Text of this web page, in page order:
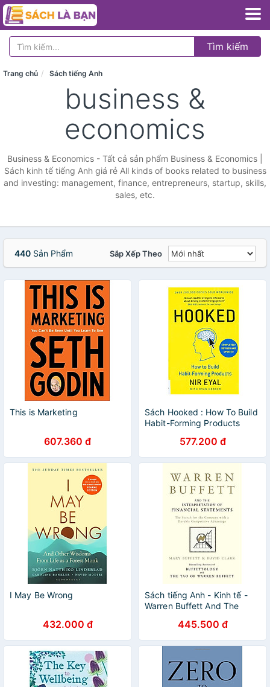
Tìm kiếm
Trang chủ Sách tiếng Anh
business &
economics
Business & Economics - Tất cả sản phẩm Business & Economics |
Sách kinh tế tiếng Anh giá rẻ All kinds of books related to business
and investing: management, finance, entrepreneurs, startup, skills,
sales, etc.
440 Sản Phẩm Sắp Xếp Theo
This is Marketing
607.360 đ
Sách Hooked : How To Build
Habit-Forming Products
577.200 đ
I May Be Wrong
432.000 đ
Sách tiếng Anh - Kinh tế -
Warren Buffett And The
Statements445.500 đ